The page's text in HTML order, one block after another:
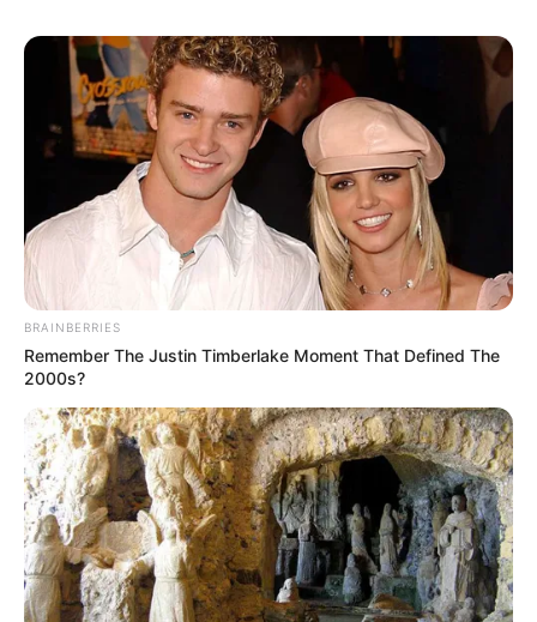
BRAINBERRIES
Remember The Justin Timberlake Moment That Defined The
2000s?